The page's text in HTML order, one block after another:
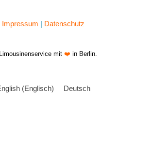
Impressum Datenschutz
mit❤️ in Berlin.
(Englisch) Deutsch